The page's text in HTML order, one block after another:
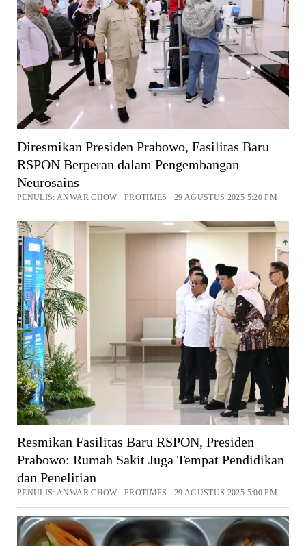
Diresmikan Presiden Prabowo, Fasilitas Baru
RSPON Berperan dalam Pengembangan
Neurosains
PENULIS: ANWAR CHOW PROTIMES 29 AGUSTUS 2025 5:20 PM
Resmikan Fasilitas Baru RSPON, Presiden
Prabowo: Rumah Sakit Juga Tempat Pendidikan
dan Penelitian
PENULIS: ANWAR CHOW PROTIMES 29 AGUSTUS 2025 5:00 PM